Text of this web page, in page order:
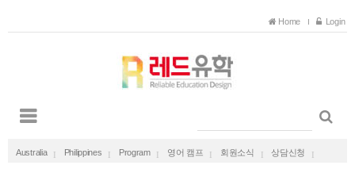
Home Login
Australia Philippines Program 영어 캠프 회원소식 상담신청
2027 겨울방학 다낭 가족캠프 한달살기 (국제학교...